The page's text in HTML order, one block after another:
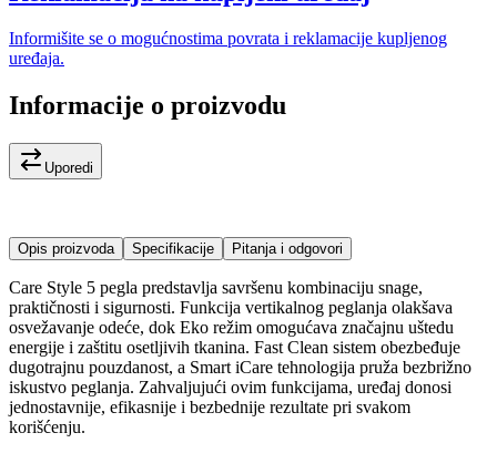
Informišite se o mogućnostima povrata i reklamacije kupljenog
uređaja.
Informacije o proizvodu
Uporedi
Opis proizvoda Specifikacije Pitanja i odgovori
Care Style 5 pegla predstavlja savršenu kombinaciju snage,
praktičnosti i sigurnosti. Funkcija vertikalnog peglanja olakšava
osvežavanje odeće, dok Eko režim omogućava značajnu uštedu
energije i zaštitu osetljivih tkanina. Fast Clean sistem obezbeđuje
dugotrajnu pouzdanost, a Smart iCare tehnologija pruža bezbrižno
iskustvo peglanja. Zahvaljujući ovim funkcijama, uređaj donosi
jednostavnije, efikasnije i bezbednije rezultate pri svakom
korišćenju.